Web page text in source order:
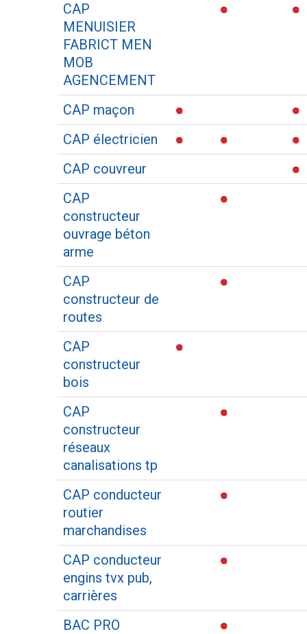
CAP
MENUISIER
FABRICT MEN
MOB
AGENCEMENT
CAP maçon
CAP électricien
CAP couvreur
CAP
constructeur
ouvrage béton
arme
CAP
constructeur de
routes
CAP
constructeur
bois
CAP
constructeur
réseaux
canalisations tp
CAP conducteur
routier
marchandises
CAP conducteur
engins tvx pub,
carrières
BAC PRO